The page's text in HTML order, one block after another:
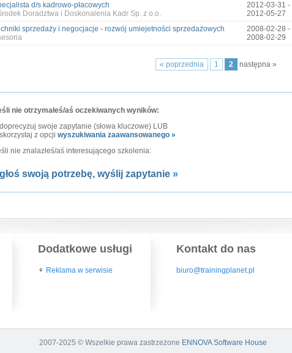
d/s kadrowo-płacowych
Doradztwa i Doskonalenia Kadr Sp. z o.o.
2012-03-31 -
2012-05-27
sprzedaży i negocjacje - rozwój umiejetności sprzedażowych
2008-02-28 -
2008-02-29
« poprzednia 1 2 następna »
nie otrzymałeś/aś oczekiwanych wyników:
doprecyzuj swoje zapytanie (słowa kluczowe) LUB
skorzystaj z opcji wyszukiwania zaawansowanego »
nie znalazłeś/aś interesującego szkolenia:
swoją potrzebę, wyślij zapytanie »
Dodatkowe usługi
Reklama w serwisie
Kontakt do nas
biuro@trainingplanet.pl
2007-2025 © Wszelkie prawa zastrzeżone ENNOVA Software House